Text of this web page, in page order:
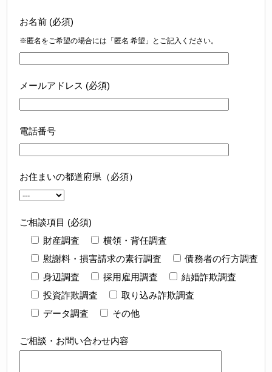
お名前 (必須)
※匿名をご希望の場合には「匿名 希望」とご記入ください。
メールアドレス (必須)
電話番号
お住まいの都道府県（必須）
ご相談項目 (必須)
財産調査
横領・背任調査
慰謝料・損害請求の素行調査
債務者の行方調査
身辺調査
採用雇用調査
結婚詐欺調査
投資詐欺調査
取り込み詐欺調査
データ調査
その他
ご相談・お問い合わせ内容